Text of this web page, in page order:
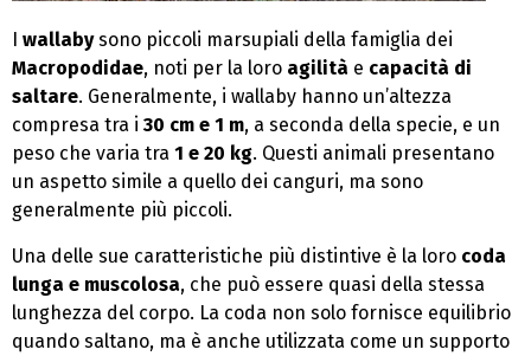
wallabysono piccoli marsupiali della famiglia dei
Macropodidae, noti per la loro agilità e capacità di
saltare. Generalmente, i wallaby hanno un’altezza
compresa tra i 30 cm e 1 m, a seconda della specie, e un
peso che varia tra 1 e 20 kg. Questi animali presentano
un aspetto simile a quello dei canguri, ma sono
generalmente più piccoli.
Una delle sue caratteristiche più distintive è la loro coda
lunga e muscolosa, che può essere quasi della stessa
lunghezza del corpo. La coda non solo fornisce equilibrio
quando saltano, ma è anche utilizzata come un supporto